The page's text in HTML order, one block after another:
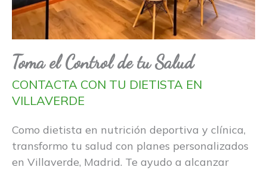
Toma el Control de tu Salud
CONTACTA CON TU DIETISTA EN
VILLAVERDE
Como dietista en nutrición deportiva y clínica,
transformo tu salud con planes personalizados
en Villaverde, Madrid. Te ayudo a alcanzar